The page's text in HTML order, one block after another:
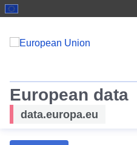
European data
data.europa.eu